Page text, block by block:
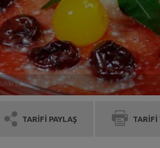
TARİFİ PAYLAŞ TARİFİ